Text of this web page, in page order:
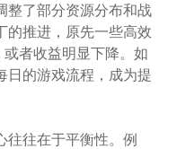
整了部分资源分布和战
的推进，原先一些高效
或者收益明显下降。如
日的游戏流程，成为提
往往在于平衡性。例